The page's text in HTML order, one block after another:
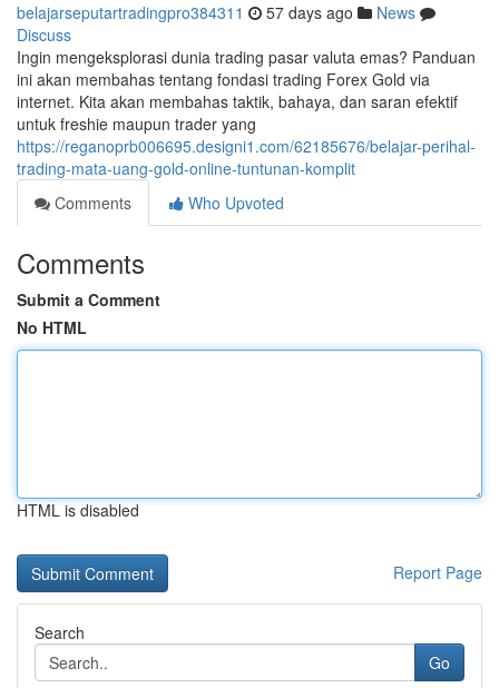
belajarseputartradingpro384311 57 days ago
News
Discuss
Ingin mengeksplorasi dunia trading pasar valuta emas? Panduan
ini akan membahas tentang fondasi trading Forex Gold via
internet. Kita akan membahas taktik, bahaya, dan saran efektif
untuk freshie maupun trader yang
https://reganoprb006695.designi1.com/62185676/belajar-perihal-
trading-mata-uang-gold-online-tuntunan-komplit
Comments
Who Upvoted
Comments
Submit a Comment
No HTML
HTML is disabled
Report Page
Search
Go